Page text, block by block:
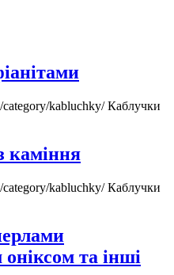
category/kabluchky/Каблучки
каміння
category/kabluchky/Каблучки
та інші